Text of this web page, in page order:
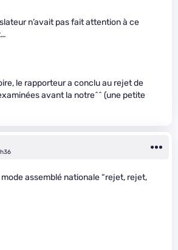
n’avait pas fait attention à ce
le rapporteur a conclu au rejet de
avant la notre^^ (une petite
assemblé nationale “rejet, rejet,